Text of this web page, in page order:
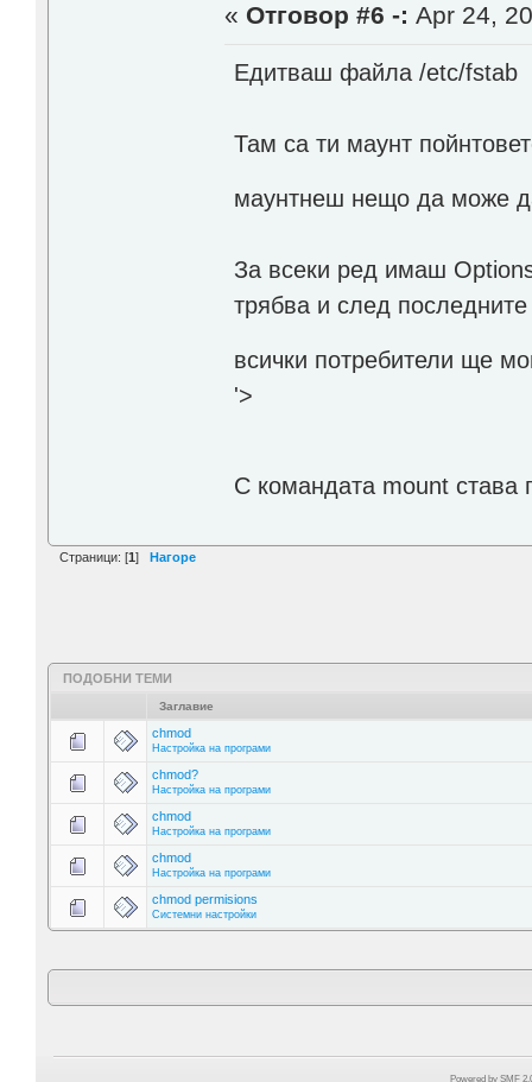
« Отговор #6 -: Apr 24,
Едитваш файла /etc/fstab
Там са ти маунт
маунтнеш нещо да може
За всеки ред имаш
трябва и след
всички потребители ще
'>
С командата mount
Страници: [1] Нагоре
ПОДОБНИ ТЕМИ
Заглавие
chmod
Настройка на програми
chmod?
Настройка на програми
chmod
Настройка на програми
chmod
Настройка на програми
chmod permisions
Системни настройки
Powered by SMF